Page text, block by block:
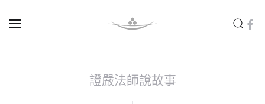
證嚴法師說故事